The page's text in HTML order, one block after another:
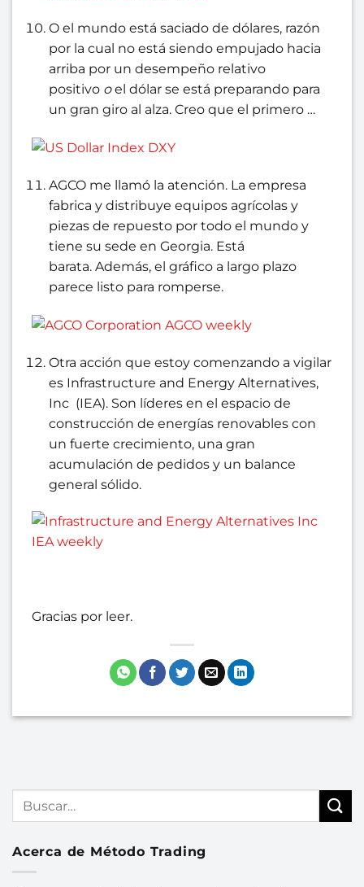
O el mundo está saciado de dólares, razón
por la cual no está siendo empujado hacia
arriba por un desempeño relativo
positivo oel dólar se está preparando para
un gran giro al alza. Creo que el primero …
AGCO me llamó la atención. La empresa
fabrica y distribuye equipos agrícolas y
piezas de repuesto por todo el mundo y
tiene su sede en Georgia. Está
barata. Además, el gráfico a largo plazo
parece listo para romperse.
Otra acción que estoy comenzando a vigilar
es Infrastructure and Energy Alternatives,
Inc (IEA). Son líderes en el espacio de
construcción de energías renovables con
un fuerte crecimiento, una gran
acumulación de pedidos y un balance
general sólido.
Gracias por leer.
Acerca de Método Trading